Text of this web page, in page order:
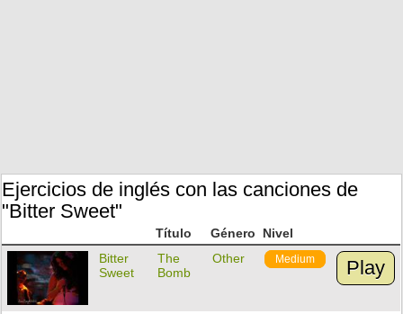
Ejercicios de inglés con las canciones de
"Bitter Sweet"
Título Género
Nivel
Bitter
Sweet
The
Bomb
Other Medium Play